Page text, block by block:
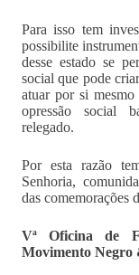
Para isso tem
possibilite
desse estado se
social que pode
atuar por si mesmo
opressão social
relegado.
Por esta razão
Senhoria,
das comemorações
Vª Oficina de
Movimento Negro